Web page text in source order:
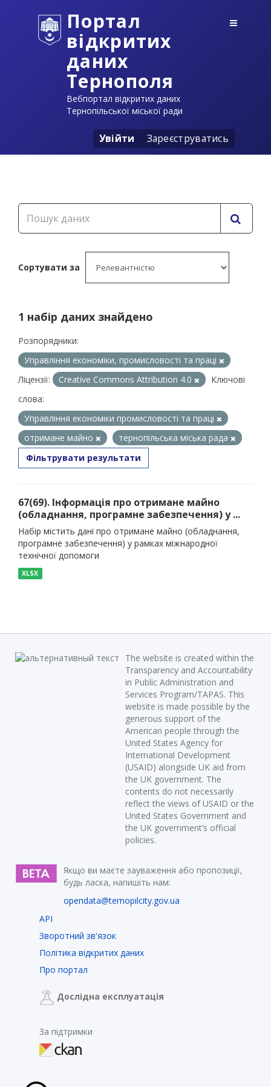
Портал
відкритих
даних
Тернополя
Вебпортал відкритих даних
Тернопільської міської ради
Увійти Зареєструватись
Сортувати за
1 набір даних знайдено
Розпорядники:
Управління економіки, промисловості та праці
Ліцензії:
Creative Commons Attribution 4.0
Ключові
слова:
Управління економіки промисловості та праці
отримане майно
тернопільська міська рада
Фільтрувати результати
67(69). Інформація про отримане майно
(обладнання, програмне забезпечення) у ...
Набір містить дані про отримане майно (обладнання,
програмне забезпечення) у рамках міжнародної
технічної допомоги
XLSX
The website is created within the
Transparency and Accountability
in Public Administration and
Services Program/TAPAS. This
website is made possible by the
generous support of the
American people through the
United States Agency for
International Development
(USAID) alongside UK aid from
the UK government. The
contents do not necessarily
reflect the views of USAID or the
United States Government and
the UK government’s official
policies.
Якщо ви маєте зауваження або пропозиції,
будь ласка, напишіть нам:
opendata@ternopilcity.gov.ua
API
Зворотний зв'язок
Політика відкритих даних
Про портал
Дослідна експлуатація
За підтримки